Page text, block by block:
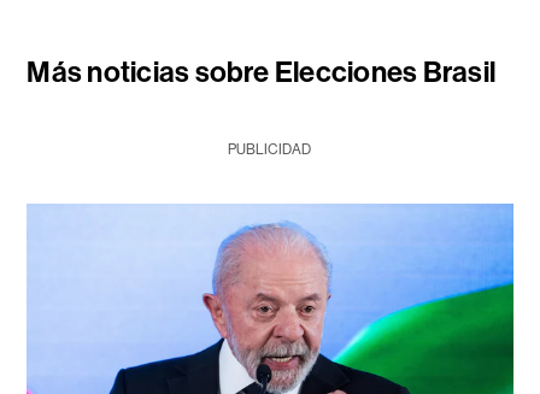
Más noticias sobre Elecciones Brasil
PUBLICIDAD